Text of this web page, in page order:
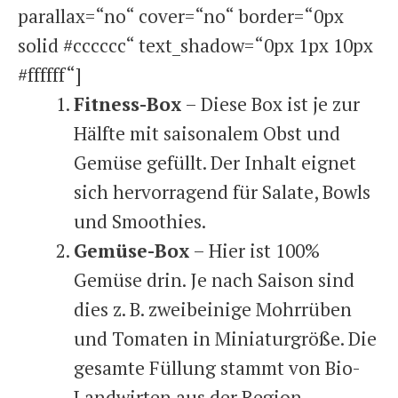
parallax=“no“ cover=“no“ border=“0px
solid #cccccc“ text_shadow=“0px 1px 10px
#ffffff“]
Fitness-Box – Diese Box ist je zur
Hälfte mit saisonalem Obst und
Gemüse gefüllt. Der Inhalt eignet
sich hervorragend für Salate, Bowls
und Smoothies.
Gemüse-Box – Hier ist 100%
Gemüse drin. Je nach Saison sind
dies z. B. zweibeinige Mohrrüben
und Tomaten in Miniaturgröße. Die
gesamte Füllung stammt von Bio-